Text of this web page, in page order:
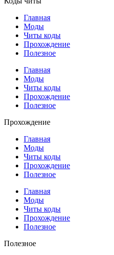
Главная
Моды
Читы коды
Прохождение
Полезное
Главная
Моды
Читы коды
Прохождение
Полезное
Прохождение
Главная
Моды
Читы коды
Прохождение
Полезное
Главная
Моды
Читы коды
Прохождение
Полезное
Полезное